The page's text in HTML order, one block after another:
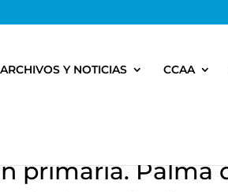
ARCHIVOS Y NOTICIAS CCAA
primaria. Palma